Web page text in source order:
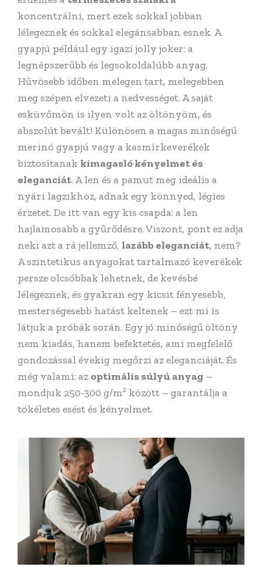
koncentrálni, mert ezek sokkal jobban
lélegeznek és sokkal elegánsabban esnek. A
gyapjú például egy igazi jolly joker: a
legnépszerűbb és legsokoldalúbb anyag.
Hűvösebb időben melegen tart, melegebben
meg szépen elvezeti a nedvességet. A saját
esküvőmön is ilyen volt az öltönyöm, és
abszolút bevált! Különösen a magas minőségű
merinó gyapjú vagy a kasmírkeverékek
biztosítanak kimagasló kényelmet és
eleganciát. A len és a pamut meg ideális a
nyári lagzikhoz, adnak egy könnyed, légies
érzetet. De itt van egy kis csapda: a len
hajlamosabb a gyűrődésre. Viszont, pont ez adja
neki azt a rá jellemző, lazább eleganciát, nem?
A szintetikus anyagokat tartalmazó keverékek
persze olcsóbbak lehetnek, de kevésbé
lélegeznek, és gyakran egy kicsit fényesebb,
mesterségesebb hatást keltenek – ezt mi is
látjuk a próbák során. Egy jó minőségű öltöny
nem kiadás, hanem befektetés, ami megfelelő
gondozással évekig megőrzi az eleganciáját. És
még valami: az optimális súlyú anyag –
mondjuk 250-300 g/m² között – garantálja a
tökéletes esést és kényelmet.